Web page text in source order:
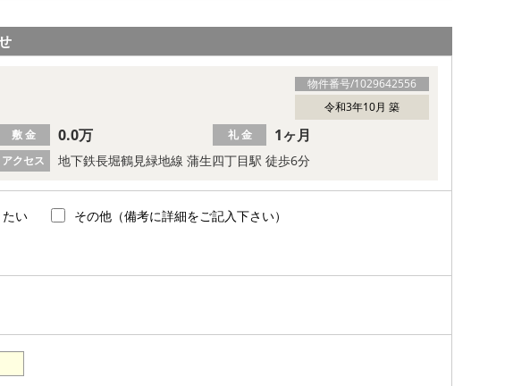
物件番号/1029642556
令和3年10月 築
アクセス 地下鉄長堀鶴見緑地線 蒲生四丁目駅 徒歩6分
敷 金 0.0万 礼 金 1ヶ月
い その他（備考に詳細をご記入下さい）